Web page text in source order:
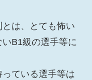
は、とても怖い
B1級の選手等に
ている選手等は